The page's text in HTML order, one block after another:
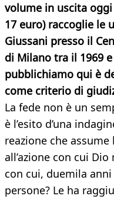
volume in uscita oggi
17 euro) raccoglie le
Giussani presso il
di Milano tra il 1969
pubblichiamo qui è
come criterio di
La fede non è un
è l’esito d’una
reazione che
all’azione con cui
con cui, duemila
persone? Le ha